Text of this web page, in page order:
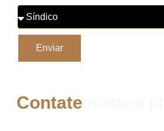
Contate
Enviar